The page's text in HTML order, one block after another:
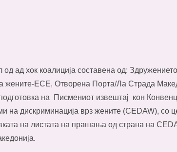
од ад хок коалиција составена од:
жените-ЕСЕ, Отворена Порта/Ла Страда
на Писмениот извештај кон
на дискриминација врз жените (CEDAW), со
на листата на прашања од страна на